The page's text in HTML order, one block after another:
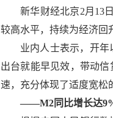
新华财经北京2月13
较高水平，持续为经济回
业内人士表示，开
出台就能早见效，带动
速，充分体现了适度宽松
——M2同比增长达